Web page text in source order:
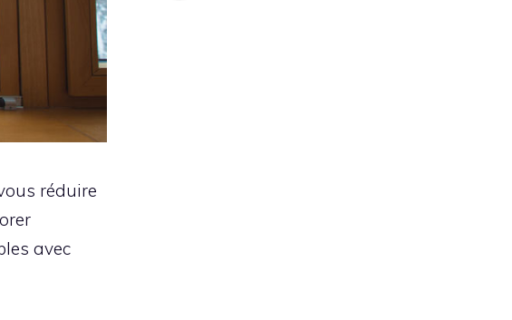
réduire
avec